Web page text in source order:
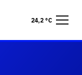
24,2 °C